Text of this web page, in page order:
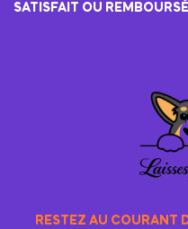
SATISFAIT OU REMBOURSÉ
RESTEZ AU COURANT